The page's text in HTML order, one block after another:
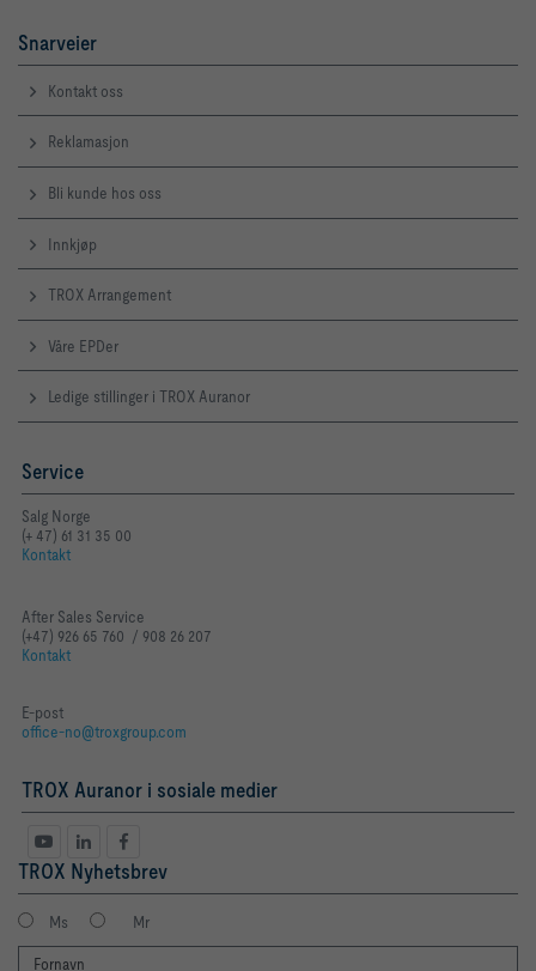
Snarveier
Kontakt oss
Reklamasjon
Bli kunde hos oss
Innkjøp
TROX Arrangement
Våre EPDer
Ledige stillinger i TROX Auranor
Service
Salg Norge
(+ 47) 61 31 35 00
Kontakt
After Sales Service
(+47) 926 65 760 / 908 26 207
Kontakt
E-post
office-no@troxgroup.com
TROX Auranor i sosiale medier
TROX Nyhetsbrev
Ms Mr